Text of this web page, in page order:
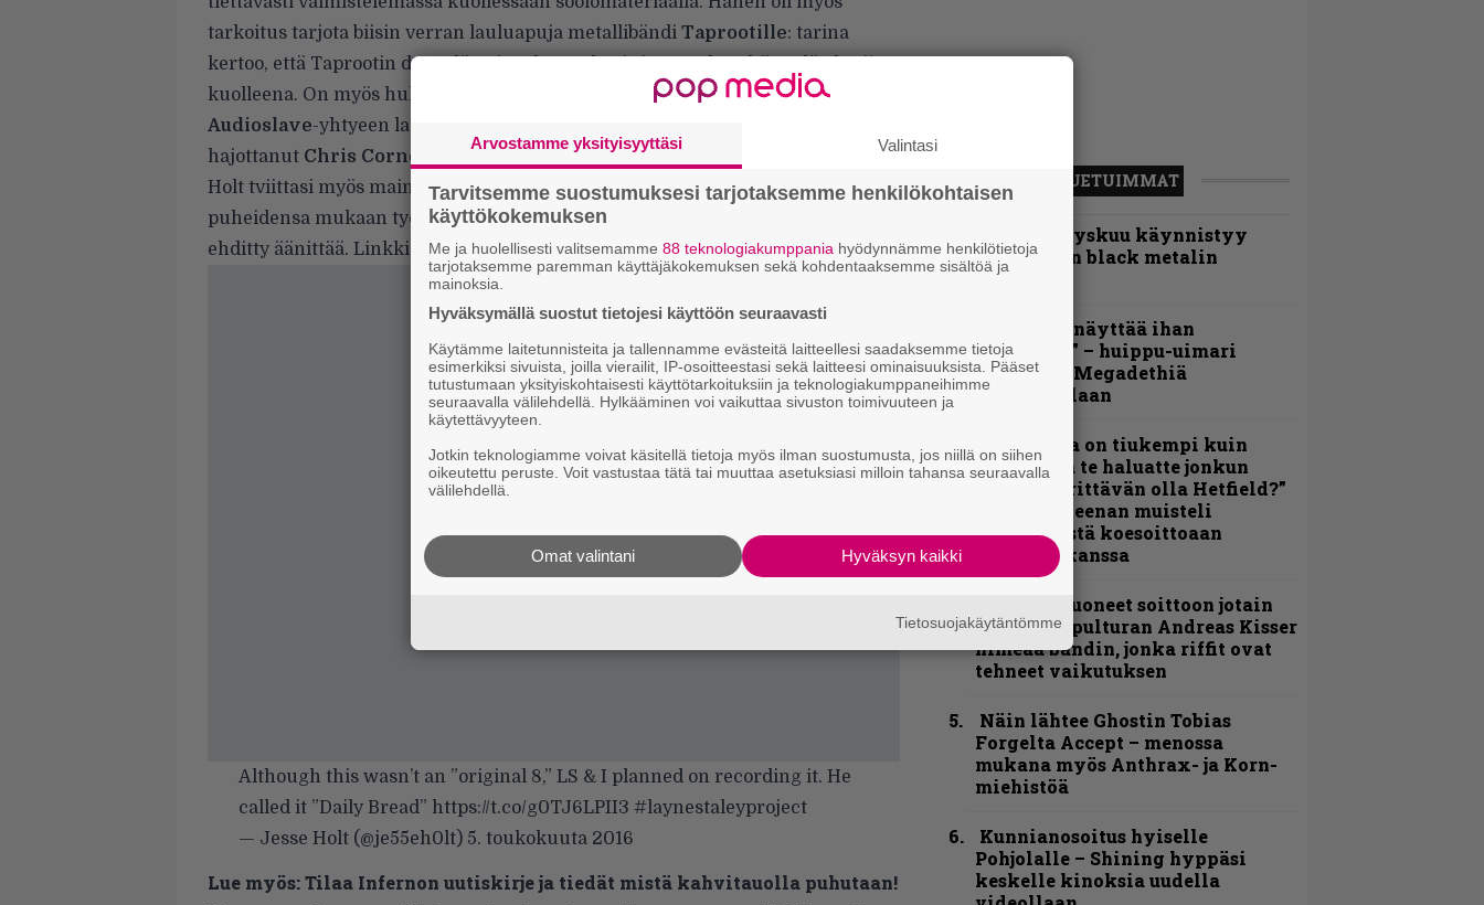
tarkoitus tarjota biisin verran lauluapuja metallibändi Taprootille: tarina
kertoo, että Taprootin demo löytyi Staleyn cd-soittimesta, kun hänet löydettiin
kuolleena. On myös huhuttu, että Staleyä olisi kaavailtu perusteilla olleen
Audioslave-yhtyeen laulajaksi. Pestin nappasi sittemmin
hajottanut Chris Cornell
Holt tviittasi myös mainitun kahdeksan ulkopuolisesta biisistä, jota hän oli
puheidensa mukaan työstämässä Staleyn kanssa, mutta tämän lauluja ei
ehditty äänittää. Linkki kipaleeseen löytyy alta.
Although this wasn’t an ”original 8,” LS & I planned on recording it. He
called it ”Daily Bread” https://t.co/g0TJ6LPII3 #laynestaleyproject
— Jesse Holt (@je55eh0lt) 5. toukokuuta 2016
Lue myös:Tilaa Infernon uutiskirje ja tiedät mistä kahvitauolla puhutaan!
LUETUIMMAT
Espoon syyskuu käynnistyy
kotimaisen black metalin
merkeissä
”Mitalini näyttää ihan
plektralta” – huippu-uimari
jamittelee Megadethiä
palkinnollaan
”Metallica on tiukempi kuin
koskaan ja te haluatte jonkun
nulikan yrittävän olla Hetfield?”
– Pepper Keenan muisteli
ensimmäistä koesoittoaan
hevijätin kanssa
”He ovat tuoneet soittoon jotain
uutta” – Sepulturan Andreas Kisser
nimeää bändin, jonka riffit ovat
tehneet vaikutuksen
Näin lähtee Ghostin Tobias
Forgelta Accept – menossa
mukana myös Anthrax- ja Korn-
miehistöä
Kunnianosoitus hyiselle
Pohjolalle – Shining hyppäsi
keskelle kinoksia uudella
Arvostamme yksityisyyttäsi Valintasi
Tarvitsemme suostumuksesi tarjotaksemme henkilökohtaisen
käyttökokemuksen
Me ja huolellisesti valitsemamme 88 teknologiakumppania hyödynnämme henkilötietoja
tarjotaksemme paremman käyttäjäkokemuksen sekä kohdentaaksemme sisältöä ja
mainoksia.
Hyväksymällä suostut tietojesi käyttöön seuraavasti
Käytämme laitetunnisteita ja tallennamme evästeitä laitteellesi saadaksemme tietoja
esimerkiksi sivuista, joilla vierailit, IP-osoitteestasi sekä laitteesi ominaisuuksista. Pääset
tutustumaan yksityiskohtaisesti käyttötarkoituksiin ja teknologiakumppaneihimme
seuraavalla välilehdellä. Hylkääminen voi vaikuttaa sivuston toimivuuteen ja
käytettävyyteen.
Jotkin teknologiamme voivat käsitellä tietoja myös ilman suostumusta, jos niillä on siihen
oikeutettu peruste. Voit vastustaa tätä tai muuttaa asetuksiasi milloin tahansa seuraavalla
välilehdellä.
Hyväksyn kaikki
Omat valintani
Tietosuojakäytäntömme